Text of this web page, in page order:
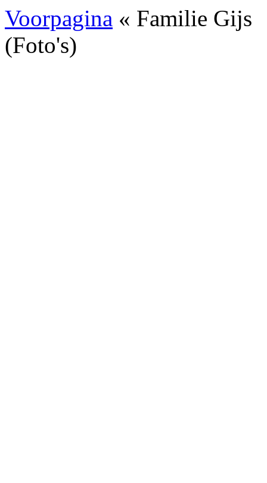
Voorpagina « Familie Gijs
(Foto's)